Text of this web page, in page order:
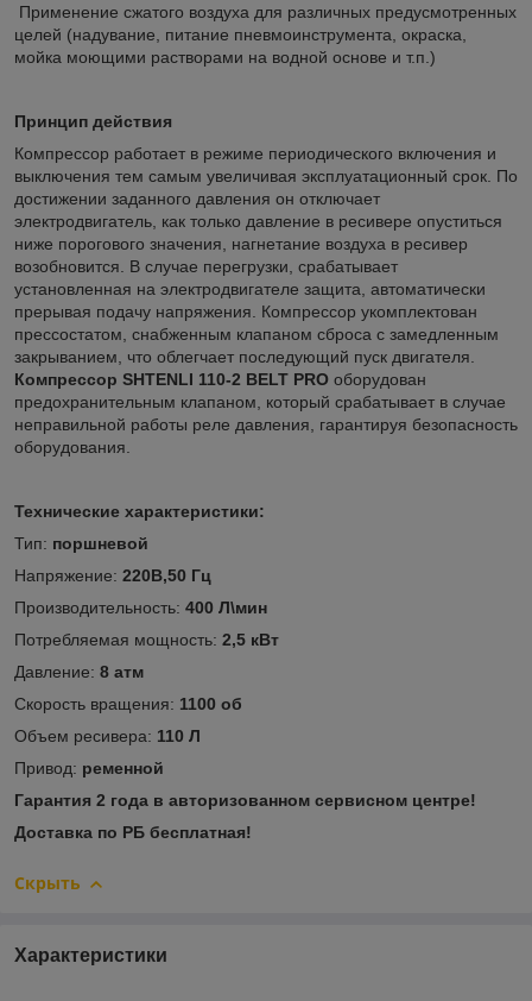
Применение сжатого воздуха для различных предусмотренных
целей (надувание, питание пневмоинструмента, окраска,
мойка моющими растворами на водной основе и т.п.)
Принцип действия
Компрессор работает в режиме периодического включения и
выключения тем самым увеличивая эксплуатационный срок. По
достижении заданного давления он отключает
электродвигатель, как только давление в ресивере опуститься
ниже порогового значения, нагнетание воздуха в ресивер
возобновится. В случае перегрузки, срабатывает
установленная на электродвигателе защита, автоматически
прерывая подачу напряжения. Компрессор укомплектован
прессостатом, снабженным клапаном сброса с замедленным
закрыванием, что облегчает последующий пуск двигателя.
Компрессор SHTENLI 110-2 BELT PRO оборудован
предохранительным клапаном, который срабатывает в случае
неправильной работы реле давления, гарантируя безопасность
оборудования.
Технические характеристики:
Тип: поршневой
Напряжение: 220В,50 Гц
Производительность: 400 Л\мин
Потребляемая мощность: 2,5 кВт
Давление: 8 атм
Скорость вращения: 1100 об
Объем ресивера: 110 Л
Привод: ременной
Гарантия 2 года в авторизованном сервисном центре!
Доставка по РБ бесплатная!
Скрыть
Характеристики